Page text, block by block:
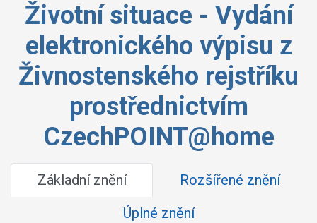
Životní situace - Vydání
elektronického výpisu z
Živnostenského rejstříku
prostřednictvím
CzechPOINT@home
Základní znění
Rozšířené znění
Úplné znění